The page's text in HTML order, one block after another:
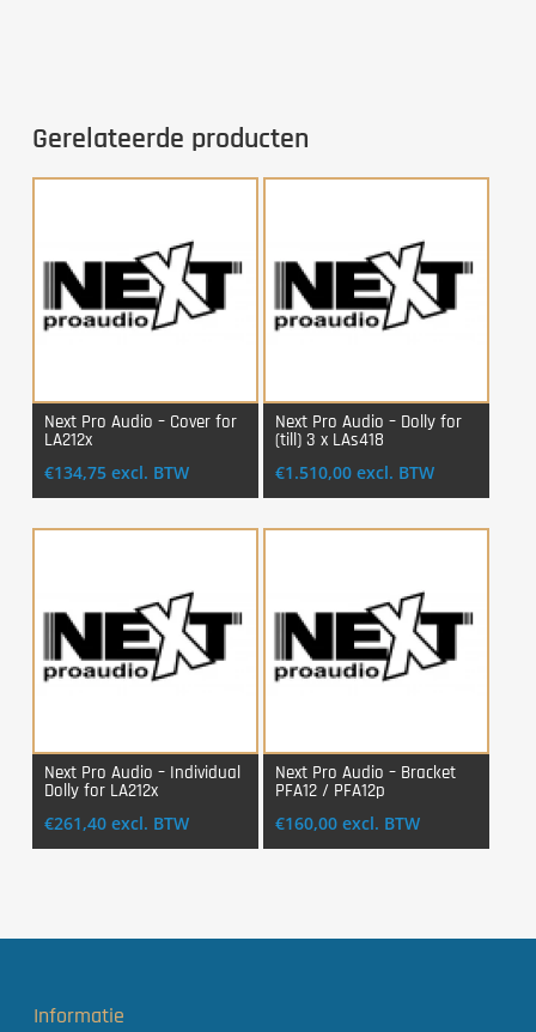
Gerelateerde producten
Login Voor Aankoop
Next Pro Audio – Cover for
LA212x
€134,75 excl. BTW
Login Voor Aankoop
Next Pro Audio – Dolly for
(till) 3 x LAs418
€1.510,00 excl. BTW
Login Voor Aankoop
Next Pro Audio – Individual
Dolly for LA212x
€261,40 excl. BTW
Login Voor Aankoop
Next Pro Audio – Bracket
PFA12 / PFA12p
€160,00 excl. BTW
Informatie